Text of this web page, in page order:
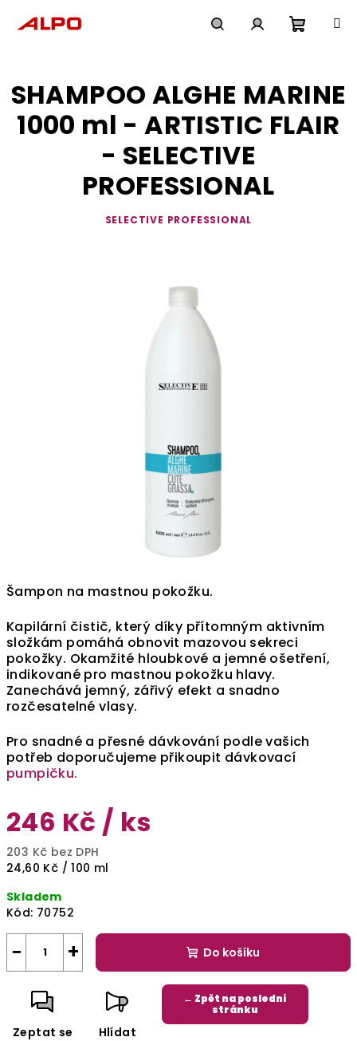
košík
Šampon na mastnou pokožku.
Kapilární čistič, který díky přítomným aktivním
složkám pomáhá obnovit mazovou sekreci
pokožky. Okamžité hloubkové a jemné ošetření,
indikované pro mastnou pokožku hlavy.
Zanechává jemný, zářivý efekt a snadno
rozčesatelné vlasy.
Pro snadné a přesné dávkování podle vašich
potřeb doporučujeme přikoupit dávkovací
pumpičku.
246 Kč / ks
203 Kč bez DPH
Měrná
24,60 Kč / 100 ml
Skladem
Kód: 70752
+
− Do košíku
Zeptat se Hlídat
← Zpět na poslední
stránku
SHAMPOO ALGHE MARINE
1000 ml - ARTISTIC FLAIR
- SELECTIVE
PROFESSIONAL
SELECTIVE PROFESSIONAL